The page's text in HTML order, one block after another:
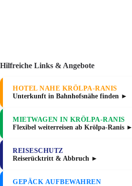
Hilfreiche Links & Angebote
HOTEL NAHE KRÖLPA-RANIS
Unterkunft in Bahnhofsnähe finden ►
MIETWAGEN IN KRÖLPA-RANIS
Flexibel weiterreisen ab Krölpa-Ranis ►
REISESCHUTZ
Reiserücktritt & Abbruch ►
GEPÄCK AUFBEWAHREN